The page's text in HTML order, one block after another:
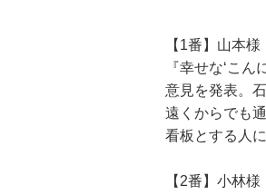
【1番】山本様
『幸せな‘こ
意見を発表。
遠くからでも
看板とする人
【2番】小林様